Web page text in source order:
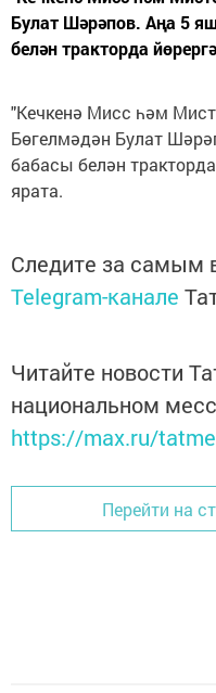
Булат Шәрәпов. Аңа 5
белән тракторда
"Кечкенә Мисс һәм
Бөгелмәдән Булат
бабасы белән
ярата.
Следите за самым
Telegram-канале
Читайте новости
национальном
https://max.ru/
Перейти на